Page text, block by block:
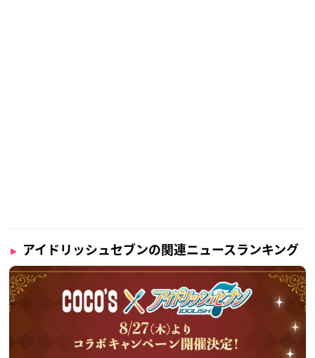
アイドリッシュセブンの関連ニュースランキング